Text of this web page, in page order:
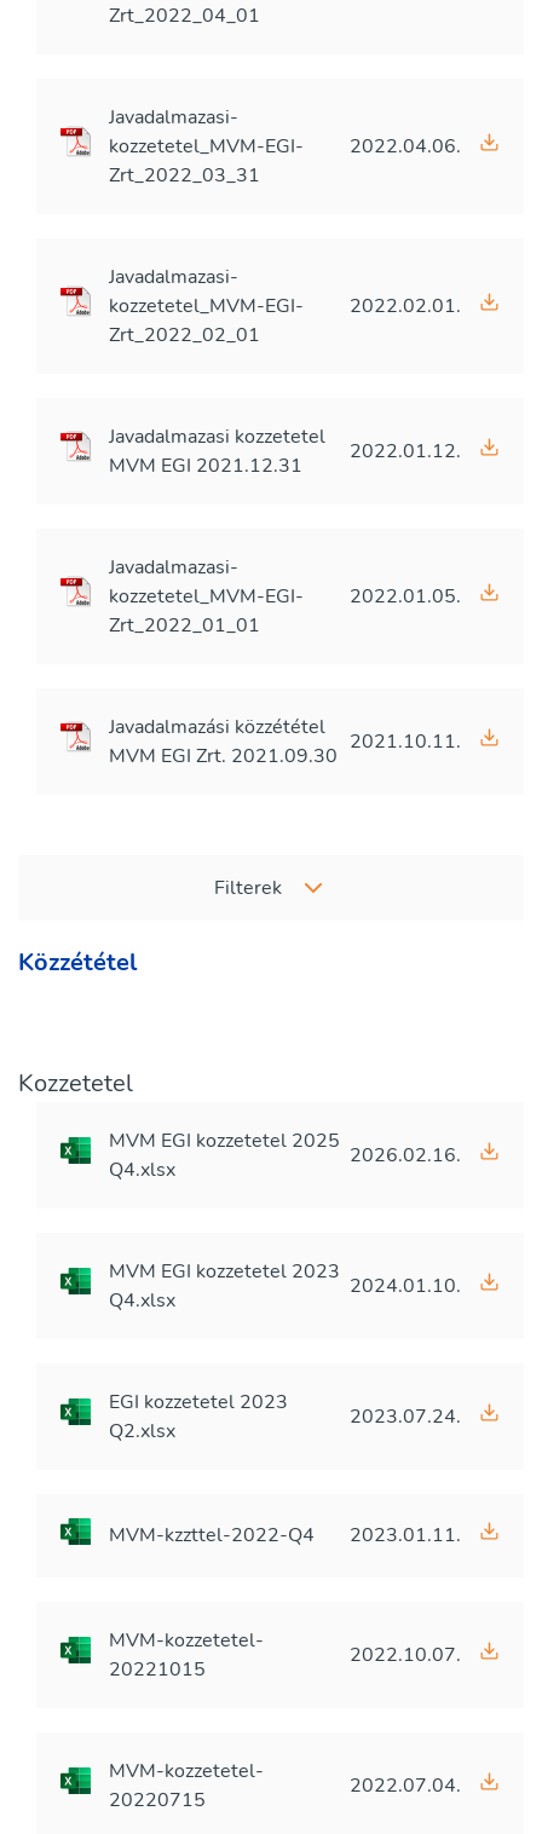
Zrt_2022_04_01
Javadalmazasi-
kozzetetel_MVM-EGI-
Zrt_2022_03_31
2022.04.06.
Javadalmazasi-
kozzetetel_MVM-EGI-
Zrt_2022_02_01
2022.02.01.
Javadalmazasi kozzetetel
MVM EGI 2021.12.31
2022.01.12.
Javadalmazasi-
kozzetetel_MVM-EGI-
Zrt_2022_01_01
2022.01.05.
Javadalmazási közzététel
MVM EGI Zrt. 2021.09.30
2021.10.11.
Közzététel
Filterek
Kozzetetel
MVM EGI kozzetetel 2025
Q4.xlsx
2026.02.16.
MVM EGI kozzetetel 2023
Q4.xlsx
2024.01.10.
EGI kozzetetel 2023
Q2.xlsx
2023.07.24.
MVM-kzzttel-2022-Q4 2023.01.11.
MVM-kozzetetel-
20221015
2022.10.07.
MVM-kozzetetel-
20220715
2022.07.04.